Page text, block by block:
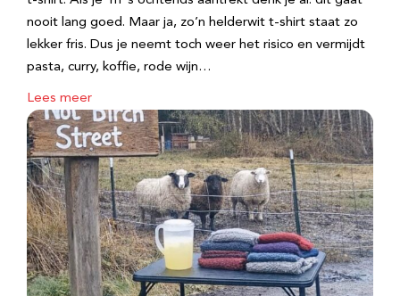
nooit lang goed. Maar ja, zo’n helderwit t-shirt staat zo
lekker fris. Dus je neemt toch weer het risico en vermijdt
pasta, curry, koffie, rode wijn…
Lees meer